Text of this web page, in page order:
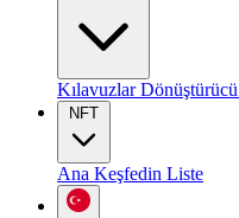
KılavuzlarDönüştürücü
NFT
Ana Keşfedin Liste